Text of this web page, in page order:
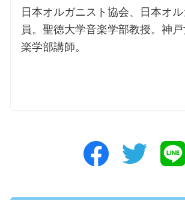
日本オルガニスト協会、日本オ
員。聖徳大学音楽学部教授。神
楽学部講師。